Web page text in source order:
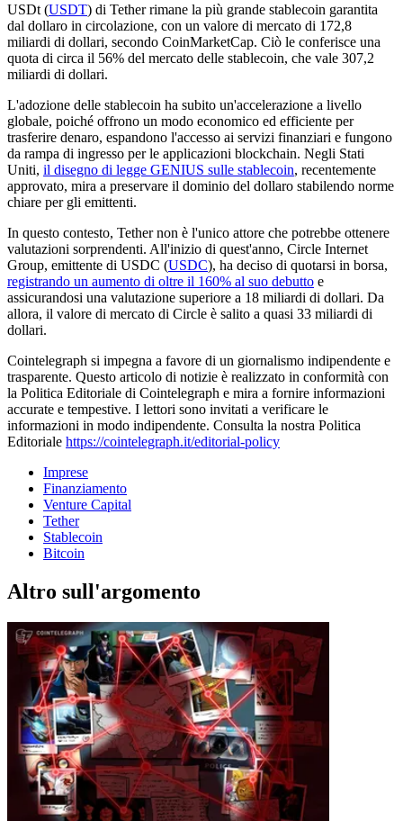
USDt (USDT) di Tether rimane la più grande stablecoin garantita
dal dollaro in circolazione, con un valore di mercato di 172,8
miliardi di dollari, secondo CoinMarketCap. Ciò le conferisce una
quota di circa il 56% del mercato delle stablecoin, che vale 307,2
miliardi di dollari.
L'adozione delle stablecoin ha subito un'accelerazione a livello
globale, poiché offrono un modo economico ed efficiente per
trasferire denaro, espandono l'accesso ai servizi finanziari e fungono
da rampa di ingresso per le applicazioni blockchain. Negli Stati
Uniti, il disegno di legge GENIUS sulle stablecoin, recentemente
approvato, mira a preservare il dominio del dollaro stabilendo norme
chiare per gli emittenti.
In questo contesto, Tether non è l'unico attore che potrebbe ottenere
valutazioni sorprendenti. All'inizio di quest'anno, Circle Internet
Group, emittente di USDC (USDC), ha deciso di quotarsi in borsa,
registrando un aumento di oltre il 160% al suo debutto e
assicurandosi una valutazione superiore a 18 miliardi di dollari. Da
allora, il valore di mercato di Circle è salito a quasi 33 miliardi di
dollari.
Cointelegraph si impegna a favore di un giornalismo indipendente e
trasparente. Questo articolo di notizie è realizzato in conformità con
la Politica Editoriale di Cointelegraph e mira a fornire informazioni
accurate e tempestive. I lettori sono invitati a verificare le
informazioni in modo indipendente. Consulta la nostra Politica
Editoriale https://cointelegraph.it/editorial-policy
Imprese
Finanziamento
Venture Capital
Tether
Stablecoin
Bitcoin
Altro sull'argomento